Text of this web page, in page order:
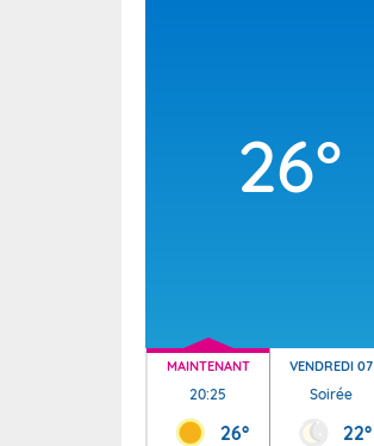
26°
MAINTENANT
20:25
26°
VENDREDI 07
Soirée
22°